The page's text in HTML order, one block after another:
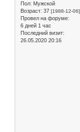
Пол: Мужской
Возраст: 37 [1988-12-06]
Провел на форуме:
6 дней 1 час
Последний визит:
26.05.2020 20:16